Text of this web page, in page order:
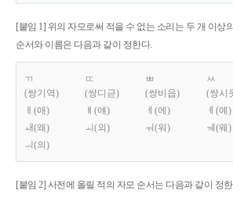
[붙임 1] 위의 자모로써 적을 수 없는 소리는 두 개 이상
순서와 이름은 다음과 같이 정한다.
ㄲ
(쌍기역)
ㄸ
(쌍디귿)
ㅃ
(쌍비읍)
ㅆ
(쌍시
ㅐ(애)
ㅒ(얘) ㅔ(에) ㅖ(예)
ㅙ(왜)
ㅚ(외) ㅝ(워) ㅞ(웨)
ㅢ(의)
[붙임 2] 사전에 올릴 적의 자모 순서는 다음과 같이 정